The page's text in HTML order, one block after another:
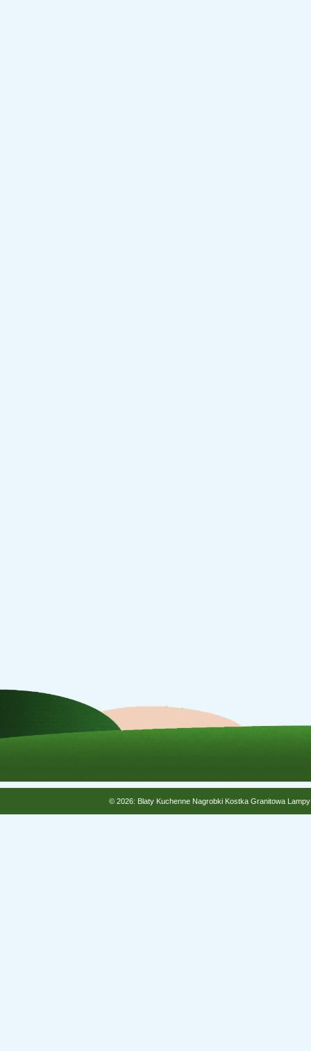
© 2026: Blaty Kuchenne Nagrobki Kostka Granitowa